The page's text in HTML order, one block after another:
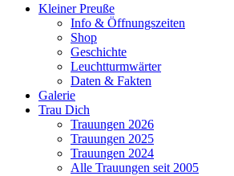
Kleiner Preuße
Info & Öffnungszeiten
Shop
Geschichte
Leuchtturmwärter
Daten & Fakten
Galerie
Trau Dich
Trauungen 2026
Trauungen 2025
Trauungen 2024
Alle Trauungen seit 2005